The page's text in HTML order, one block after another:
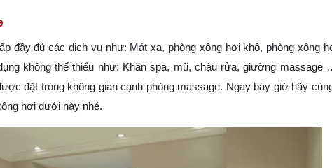
đầy đủ các dịch vụ như: Mát xa, phòng xông hơi khô, phòng xông
không thể thiểu như: Khăn spa, mũ, chậu rửa, giường massage
đặt trong không gian cạnh phòng massage. Ngay bây giờ hãy
hơi dưới này nhé.